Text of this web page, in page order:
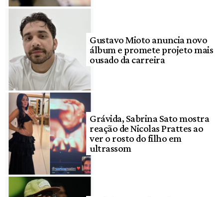
Gustavo Mioto anuncia novo
álbum e promete projeto mais
ousado da carreira
Grávida, Sabrina Sato mostra
reação de Nicolas Prattes ao
ver o rosto do filho em
ultrassom